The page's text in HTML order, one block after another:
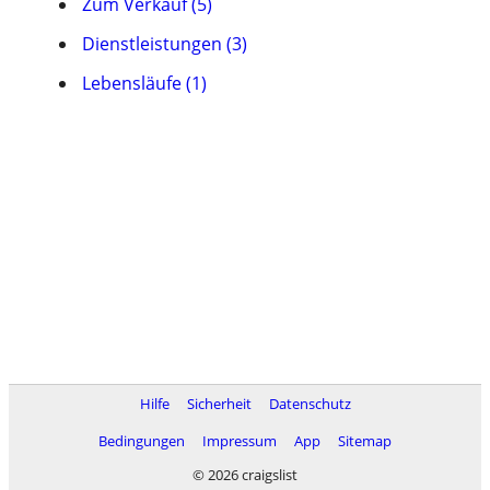
Dienstleistungen (3)
Lebensläufe (1)
Hilfe Sicherheit
Datenschutz
Bedingungen
Impressum App
Sitemap
© 2026 craigslist